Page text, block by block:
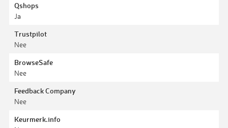
Qshops
Ja
Trustpilot
Nee
BrowseSafe
Nee
Feedback Company
Nee
Keurmerk.info